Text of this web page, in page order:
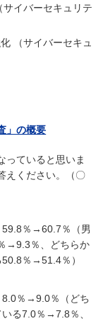
イバーセキュリテ
（サイバーセキュ
」の概要
っていると思いま
えください。（〇
59.8％→60.7％（男
→9.3％、どちらか
％→51.4％）
8.0％→9.0％（どち
る7.0％→7.8％、